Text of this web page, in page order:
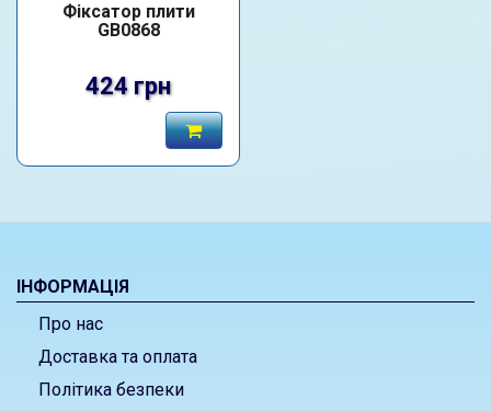
Фіксатор плити
GB0868
424 грн
ІНФОРМАЦІЯ
Про нас
Доставка та оплата
Політика безпеки